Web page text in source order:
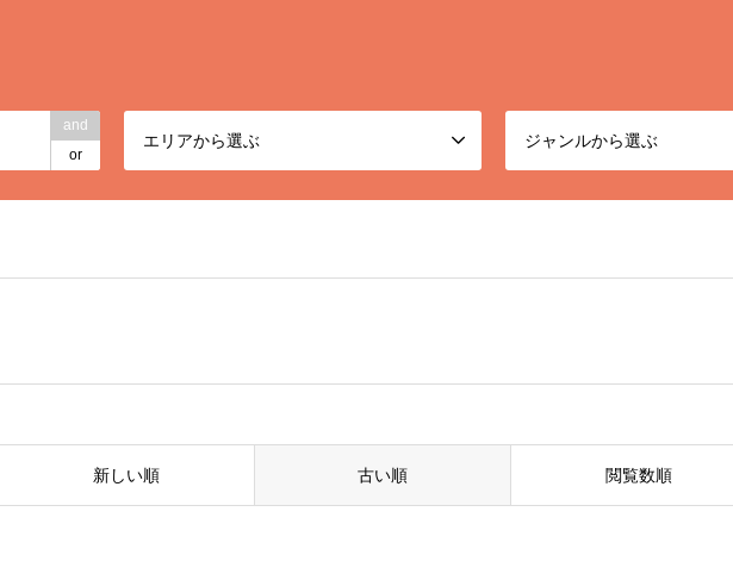
and
or
エリアから選ぶ ジャンルから選ぶ
新しい順 古い順 閲覧数順